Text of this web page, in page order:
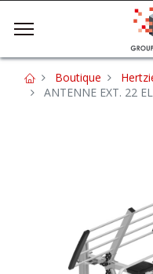
Boutique
ANTENNE EXT. 22